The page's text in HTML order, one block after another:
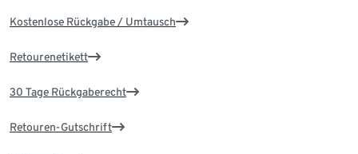
Kostenlose Rückgabe / Umtausch
Retourenetikett
30 Tage Rückgaberecht
Retouren-Gutschrift